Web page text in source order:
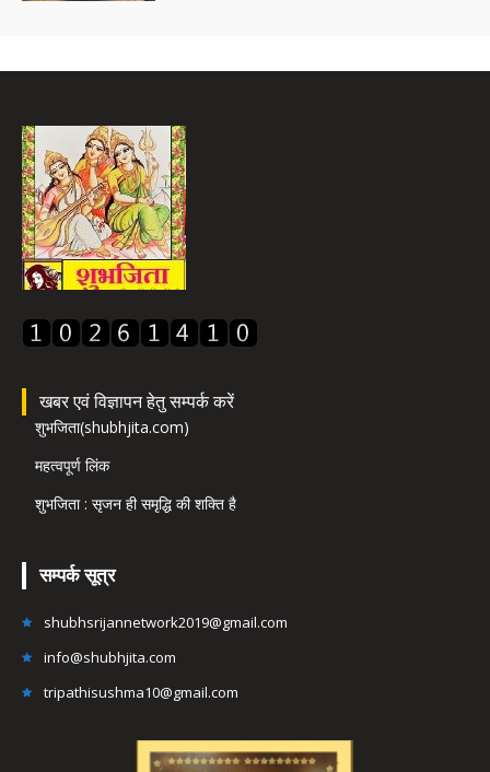
खबर एवं विज्ञापन हेतु सम्पर्क करें
शुभजिता(shubhjita.com)
महत्वपूर्ण लिंक
शुभजिता : सृजन ही समृद्धि की शक्ति है
सम्पर्क सूत्र
shubhsrijannetwork2019@gmail.com
info@shubhjita.com
tripathisushma10@gmail.com